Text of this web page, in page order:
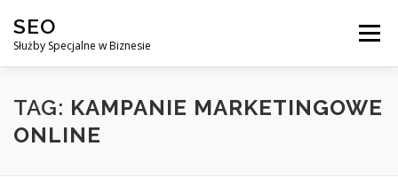
treści
SEO
Służby Specjalne w Biznesie
Menu
AGENCJA SEO CO ZYSKUJESZ ?
TAG: KAMPANIE MARKETINGOWE
ONLINE